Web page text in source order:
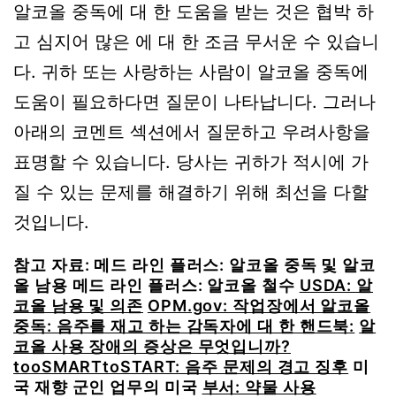
알코올 중독에 대 한 도움을 받는 것은 협박 하
고 심지어 많은 에 대 한 조금 무서운 수 있습니
다. 귀하 또는 사랑하는 사람이 알코올 중독에
도움이 필요하다면 질문이 나타납니다. 그러나
아래의 코멘트 섹션에서 질문하고 우려사항을
표명할 수 있습니다. 당사는 귀하가 적시에 가
질 수 있는 문제를 해결하기 위해 최선을 다할
것입니다.
참고 자료: 메드 라인 플러스: 알코올 중독 및 알코
올 남용 메드 라인 플러스: 알코올 철수 USDA: 알
코올 남용 및 의존 OPM.gov: 작업장에서 알코올
중독: 음주를 재고 하는 감독자에 대 한 핸드북: 알
코올 사용 장애의 증상은 무엇입니까?
tooSMARTtoSTART: 음주 문제의 경고 징후 미
국 재향 군인 업무의 미국 부서: 약물 사용